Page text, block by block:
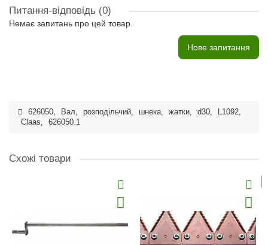
Питання-відповідь (0)
Немає запитань про цей товар.
Нове запитання
626050, Вал, розподільчий, шнека, жатки, d30, L1092,
Claas, 626050.1
Схожі товари